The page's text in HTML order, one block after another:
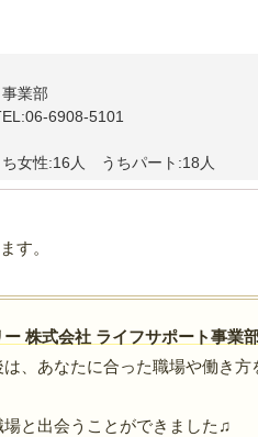
業部
6908-5101
女性:16人 うちパート:18人
す。
ー 株式会社 ライフサポート事業
、あなたに合った職場や働き
と出会うことができました♫